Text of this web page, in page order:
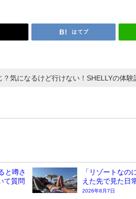
はてブ
気になるけど行けない！SHELLYの体験
と噂さ
て質問
「リゾートなの
えた先で見た日
2026年8月7日